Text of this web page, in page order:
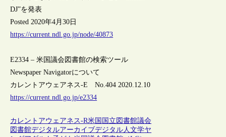
DJ”を発表
Posted 2020年4月30日
https://current.ndl.go.jp/node/40873
E2334 – 米国議会図書館の検索ツール
Newspaper Navigatorについて
カレントアウェアネス-E No.404 2020.12.10
https://current.ndl.go.jp/e2334
カレントアウェアネス-R米国 国立図書館議会
図書館デジタルアーカイブデジタル人文学ヤ